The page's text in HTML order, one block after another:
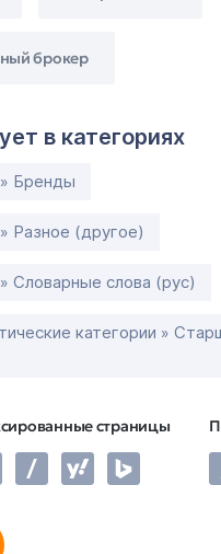
брокер
в категориях
Бренды
Разное (другое)
Словарные слова (рус)
категории »
страницы